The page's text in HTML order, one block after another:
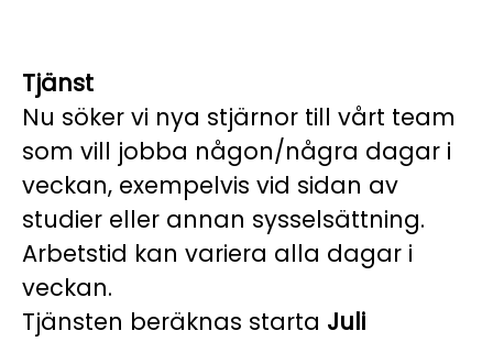
Tjänst
Nu söker vi nya stjärnor till vårt team
som vill jobba någon/några dagar i
veckan, exempelvis vid sidan av
studier eller annan sysselsättning.
Arbetstid kan variera alla dagar i
veckan.
Tjänsten beräknas starta Juli